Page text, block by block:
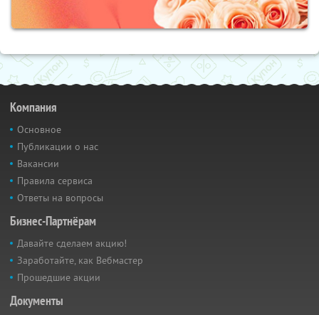
Компания
Основное
Публикации о нас
Вакансии
Правила сервиса
Ответы на вопросы
Бизнес-Партнёрам
Давайте сделаем акцию!
Заработайте, как Вебмастер
Прошедшие акции
Документы